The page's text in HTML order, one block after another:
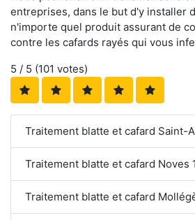
entreprises, dans le but d'y installer
n'importe quel produit assurant de
contre les cafards rayés qui vous
5 / 5 (101 votes)
Traitement blatte et cafard Saint-
Traitement blatte et cafard Noves
Traitement blatte et cafard